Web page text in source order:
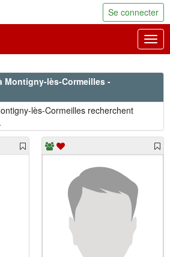
Se connecter
Montigny-lès-Cormeilles -
lès-Cormeilles recherchent